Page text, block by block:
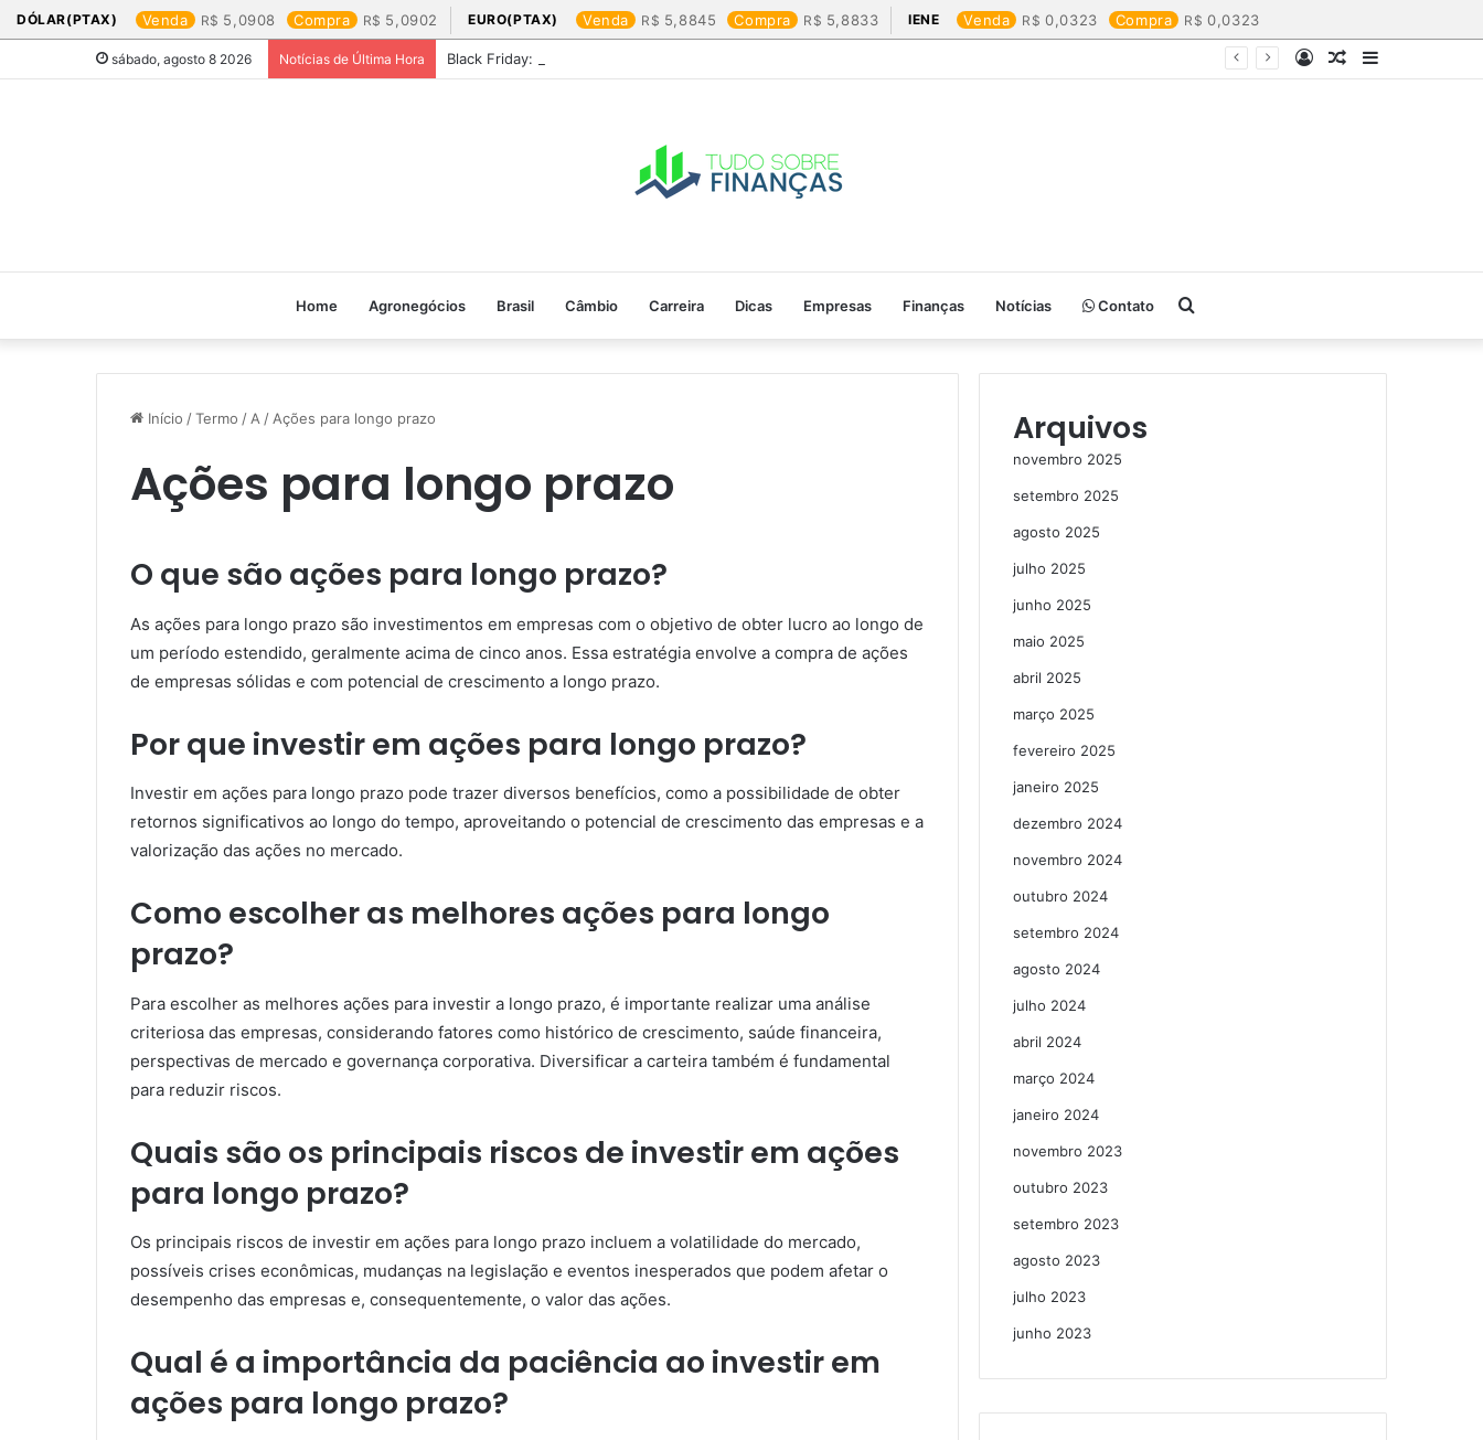
DÓLAR(PTAX) Venda 5,0908 Compra 5,0902 EURO(PTAX) Venda 5,8845 Compra 5,8833 IENE Venda 0,0323 Compra 0,0323
sábado, agosto 8 2026 Notícias de Última Hora Black Friday: os produtos que mais valem a pena
Barra
Artigo
Entrar
Home Agronegócios Brasil Câmbio Carreira Dicas Empresas Finanças Notícias Contato Procurar
por
Início /Termo / A / Ações para longo prazo
Ações para longo prazo
O que são ações para longo prazo?
As ações para longo prazo são investimentos em empresas com o objetivo de obter lucro ao longo de
um período estendido, geralmente acima de cinco anos. Essa estratégia envolve a compra de ações
de empresas sólidas e com potencial de crescimento a longo prazo.
Por que investir em ações para longo prazo?
Investir em ações para longo prazo pode trazer diversos benefícios, como a possibilidade de obter
retornos significativos ao longo do tempo, aproveitando o potencial de crescimento das empresas e a
valorização das ações no mercado.
Como escolher as melhores ações para longo
prazo?
Para escolher as melhores ações para investir a longo prazo, é importante realizar uma análise
criteriosa das empresas, considerando fatores como histórico de crescimento, saúde financeira,
perspectivas de mercado e governança corporativa. Diversificar a carteira também é fundamental
para reduzir riscos.
Quais são os principais riscos de investir em ações
para longo prazo?
Os principais riscos de investir em ações para longo prazo incluem a volatilidade do mercado,
possíveis crises econômicas, mudanças na legislação e eventos inesperados que podem afetar o
desempenho das empresas e, consequentemente, o valor das ações.
Qual é a importância da paciência ao investir em
ações para longo prazo?
Arquivos
novembro 2025
setembro 2025
agosto 2025
julho 2025
junho 2025
maio 2025
abril 2025
março 2025
fevereiro 2025
janeiro 2025
dezembro 2024
novembro 2024
outubro 2024
setembro 2024
agosto 2024
julho 2024
abril 2024
março 2024
janeiro 2024
novembro 2023
outubro 2023
setembro 2023
agosto 2023
julho 2023
junho 2023